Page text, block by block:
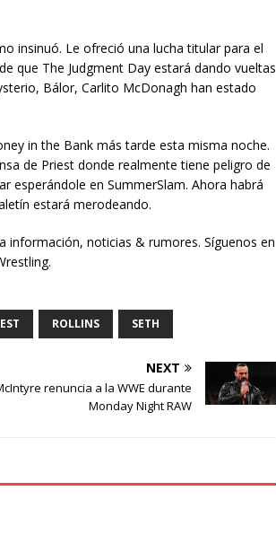
insinuó. Le ofreció una lucha titular para el
que The Judgment Day estará dando vueltas
Bálor, Carlito McDonagh han estado
in the Bank más tarde esta misma noche.
de Priest donde realmente tiene peligro de
esperándole en SummerSlam. Ahora habrá
estará merodeando.
información, noticias & rumores. Síguenos en
ROLLINS SETH
NEXT
renuncia a la WWE durante
Monday Night RAW